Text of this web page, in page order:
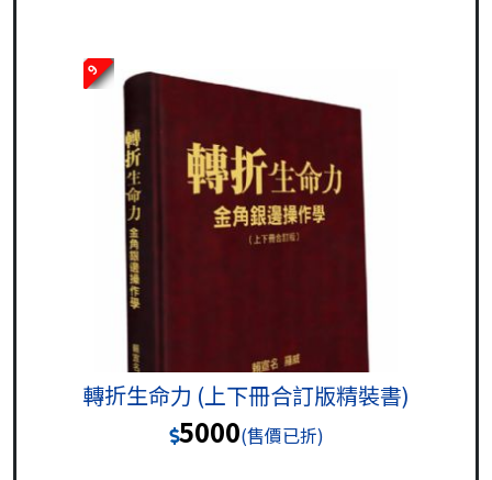
9
轉折生命力 (上下冊合訂版精裝書)
5000(售價已折)